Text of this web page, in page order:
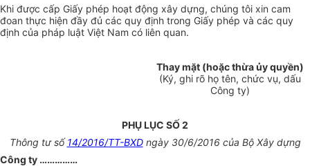
Khi được cấp Giấy phép hoạt động xây dựng, chúng tôi xin cam
đoan thực hiện đầy đủ các quy định trong Giấy phép và các quy
định của pháp luật Việt Nam có liên quan.
Thay mặt (hoặc thừa ủy quyền)
(Ký, ghi rõ họ tên, chức vụ, dấu
Công ty)
PHỤ LỤC SỐ 2
Thông tư số14/2016/TT-BXDngày 30/6/2016 của Bộ Xây dựng
Công ty ……………